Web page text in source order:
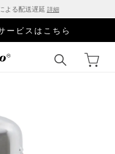
よる配送遅延 詳細
ービスはこちら